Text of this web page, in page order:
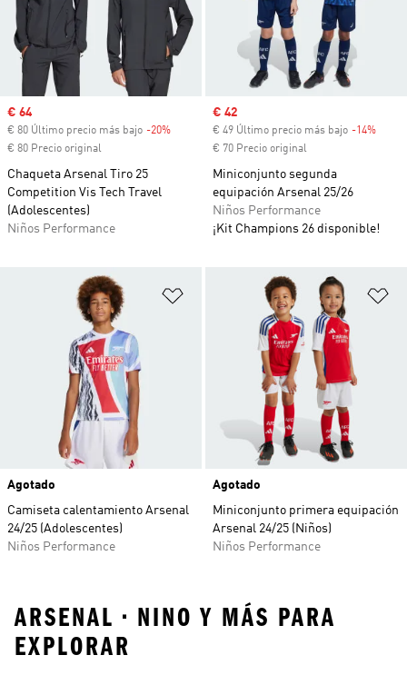
Precio de venta
€ 64
€ 80 Último precio más bajo -20% Descuento
€ 80 Precio original
Chaqueta Arsenal Tiro 25
Competition Vis Tech Travel
(Adolescentes)
Niños Performance
Precio de venta
€ 42
€ 49 Último precio más bajo -14%
€ 70 Precio original
Miniconjunto segunda
equipación Arsenal 25/26
Niños Performance
¡Kit Champions 26 disponible!
Añadir a la lista de deseos
Agotado
Camiseta calentamiento Arsenal
24/25 (Adolescentes)
Niños Performance
Agotado
Miniconjunto primera equipación
Arsenal 24/25 (Niños)
Niños Performance
ARSENAL • NINO Y MÁS PARA
EXPLORAR